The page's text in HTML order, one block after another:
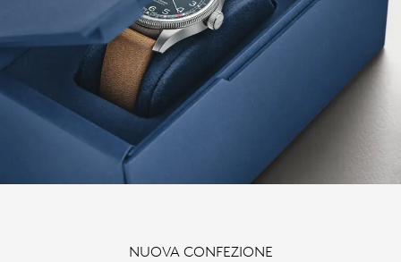
NUOVA CONFEZIONE